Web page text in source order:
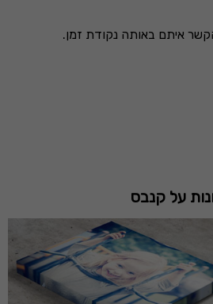
הקשר איתם באותה נקודת זמן.
על קנבס